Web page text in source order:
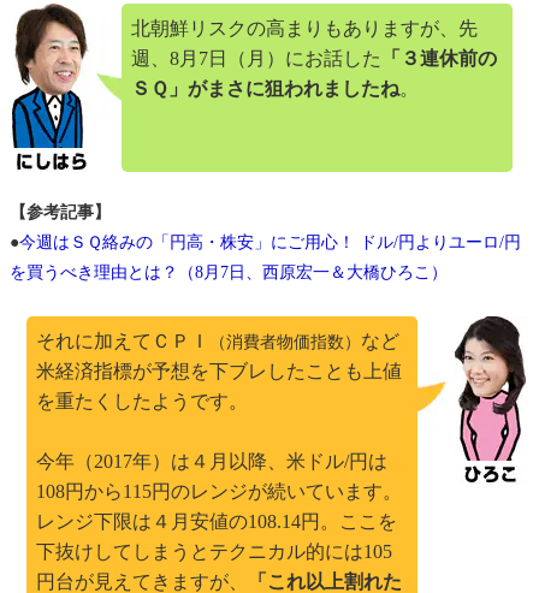
北朝鮮リスクの高まりもありますが、先
週、8月7日（月）にお話した
「３連休前の
ＳＱ」がまさに狙われましたね。
【参考記事】
●今週はＳＱ絡みの「円高・株安」にご用心！ ドル/円よりユーロ/円
を買うべき理由とは？（8月7日、西原宏一＆大橋ひろこ）
それに加えてＣＰＩ （消費者物価指数） など
米経済指標が予想を下ブレしたことも上値
を重たくしたようです。
今年（2017年）は４月以降、米ドル/円は
108円から115円のレンジが続いています。
レンジ下限は４月安値の108.14円。ここを
下抜けしてしまうとテクニカル的には105
円台が見えてきますが、
「これ以上割れた